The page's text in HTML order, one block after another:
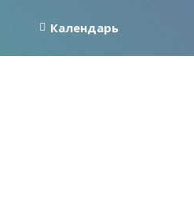
Календарь